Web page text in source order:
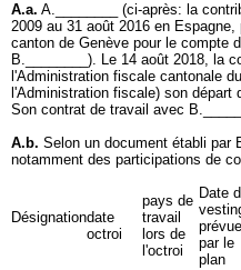
A.a. A.________ (ci-après: la
2009 au 31 août 2016 en
canton de Genève pour le compte
B.________). Le 14 août 2018, la
l'Administration fiscale cantonale
l'Administration fiscale) son
Son contrat de travail avec
A.b. Selon un document établi par
notamment des participations de
Désignationdate
octroi
pays de
travail
lors de
l'octroi
Date
prévue
par le
plan